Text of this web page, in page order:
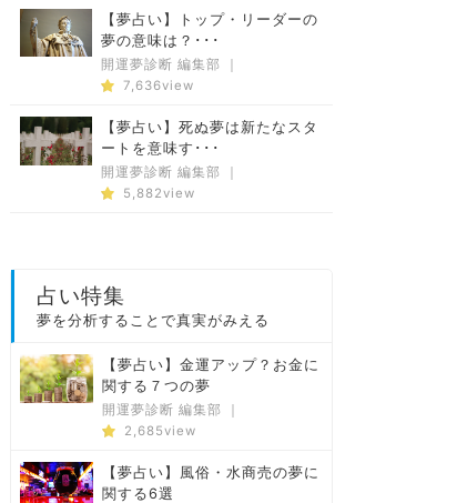
【夢占い】トップ・リーダーの
夢の意味は？･･･
開運夢診断 編集部
｜
7,636view
【夢占い】死ぬ夢は新たなスタ
ートを意味す･･･
開運夢診断 編集部
｜
5,882view
占い特集
夢を分析することで真実がみえる
【夢占い】金運アップ？お金に
関する７つの夢
開運夢診断 編集部
｜
2,685view
【夢占い】風俗・水商売の夢に
関する6選